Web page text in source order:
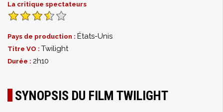
La critique spectateurs
Pays de production : États-Unis
Titre VO : Twilight
Durée : 2h10
SYNOPSIS DU FILM TWILIGHT